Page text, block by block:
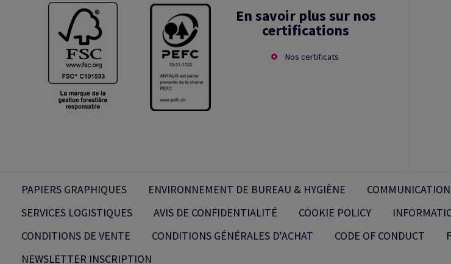
En savoir plus sur nos
certifications
Nos certificats
PAPIERS GRAPHIQUES ENVIRONNEMENT DE BUREAU & HYGIÈNE
SERVICES LOGISTIQUES
AVIS DE CONFIDENTIALITÉ COOKIE POLICY
CONDITIONS DE VENTE
CONDITIONS GÉNÉRALES D’ACHAT CODE OF CONDUCT
NEWSLETTER INSCRIPTION